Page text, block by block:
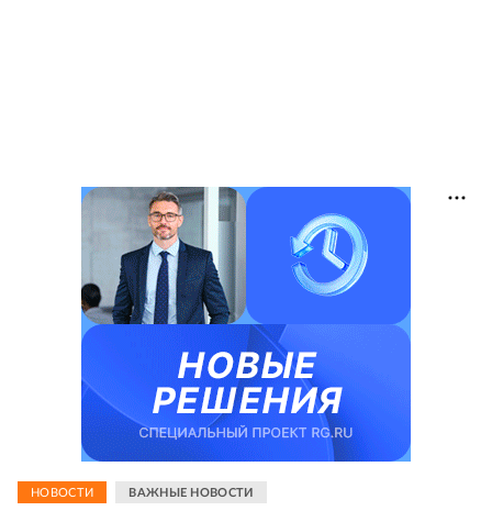
НОВОСТИ ВАЖНЫЕ НОВОСТИ